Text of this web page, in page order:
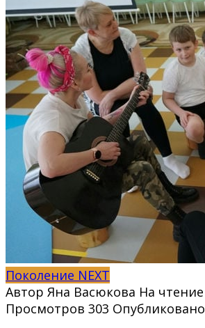
Поколение NEXT
Автор Яна Васюкова На чтение
Просмотров 303 Опубликовано